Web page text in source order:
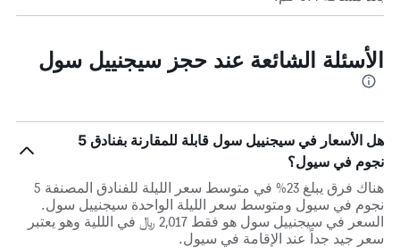
الأسئلة الشائعة عند حجز سيجنييل سول
هل الأسعار في سيجنييل سول قابلة للمقارنة بفنادق 5
نجوم في سيول؟
هناك فرق يبلغ 23% في متوسط ​​سعر الليلة للفنادق المصنفة 5
نجوم في سيول ومتوسط ​​سعر الليلة الواحدة سيجنييل سول.
السعر في سيجنييل سول هو فقط 2,017 ﷼ في الللية وهو يعتبر
سعر جيد جداً عند الإقامة في سيول.